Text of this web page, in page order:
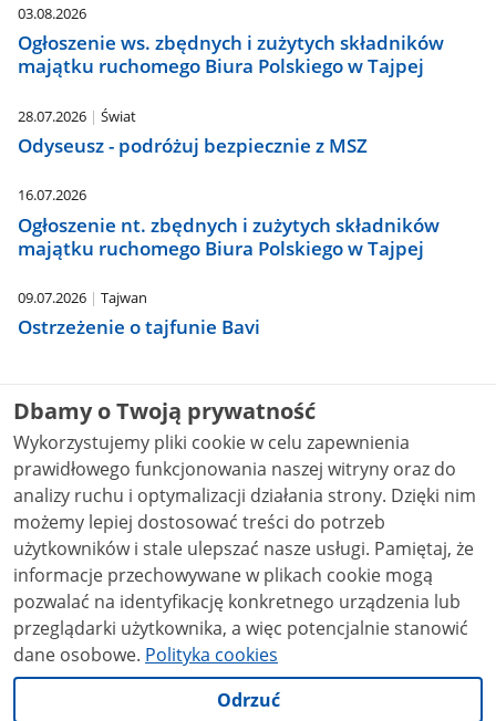
03.08.2026
Ogłoszenie ws. zbędnych i zużytych składników
majątku ruchomego Biura Polskiego w Tajpej
28.07.2026 Świat
Odyseusz - podróżuj bezpiecznie z MSZ
16.07.2026
Ogłoszenie nt. zbędnych i zużytych składników
majątku ruchomego Biura Polskiego w Tajpej
09.07.2026 Tajwan
Ostrzeżenie o tajfunie Bavi
Dyrektor Biura Polskiego w Tajpej
Dbamy o Twoją prywatność
Wykorzystujemy pliki cookie w celu zapewnienia
prawidłowego funkcjonowania naszej witryny oraz do
analizy ruchu i optymalizacji działania strony. Dzięki nim
możemy lepiej dostosować treści do potrzeb
użytkowników i stale ulepszać nasze usługi. Pamiętaj, że
informacje przechowywane w plikach cookie mogą
pozwalać na identyfikację konkretnego urządzenia lub
przeglądarki użytkownika, a więc potencjalnie stanowić
dane osobowe. Polityka cookies
Odrzuć